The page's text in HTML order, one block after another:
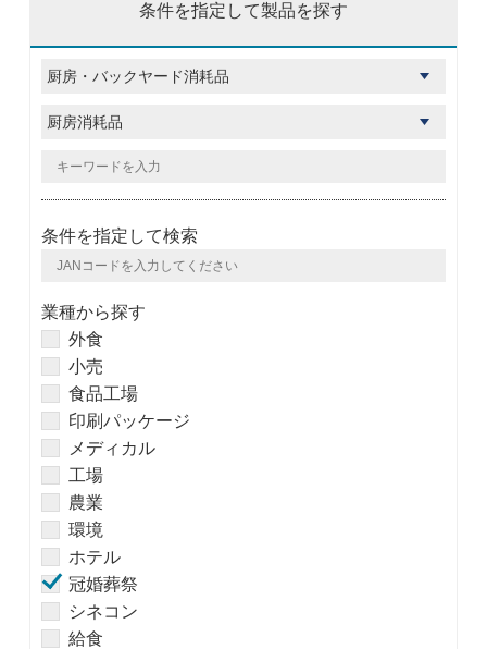
条件を指定して製品を探す
条件を指定して検索
業種から探す
外食
小売
食品工場
印刷パッケージ
メディカル
工場
農業
環境
ホテル
冠婚葬祭
シネコン
給食